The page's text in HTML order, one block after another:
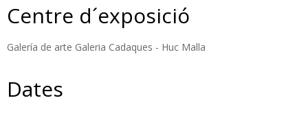
Centre d´exposició
Galería de arte Galeria Cadaques - Huc Malla
Dates